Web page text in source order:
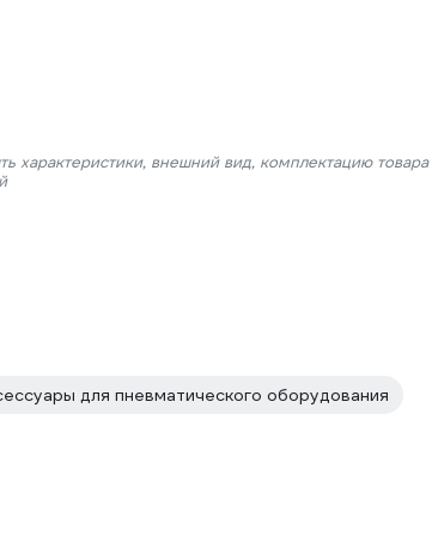
характеристики, внешний вид, комплектацию
для пневматического оборудования